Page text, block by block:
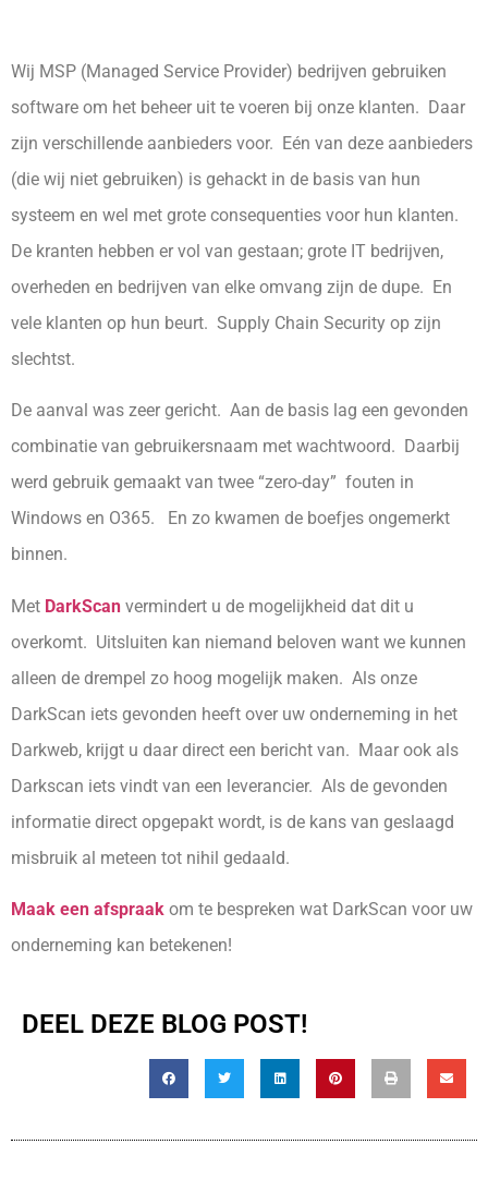
Wij MSP (Managed Service Provider) bedrijven gebruiken
software om het beheer uit te voeren bij onze klanten. Daar
zijn verschillende aanbieders voor. Eén van deze aanbieders
(die wij niet gebruiken) is gehackt in de basis van hun
systeem en wel met grote consequenties voor hun klanten.
De kranten hebben er vol van gestaan; grote IT bedrijven,
overheden en bedrijven van elke omvang zijn de dupe. En
vele klanten op hun beurt. Supply Chain Security op zijn
slechtst.
De aanval was zeer gericht. Aan de basis lag een gevonden
combinatie van gebruikersnaam met wachtwoord. Daarbij
werd gebruik gemaakt van twee “zero-day” fouten in
Windows en O365. En zo kwamen de boefjes ongemerkt
binnen.
Met DarkScan vermindert u de mogelijkheid dat dit u
overkomt. Uitsluiten kan niemand beloven want we kunnen
alleen de drempel zo hoog mogelijk maken. Als onze
DarkScan iets gevonden heeft over uw onderneming in het
Darkweb, krijgt u daar direct een bericht van. Maar ook als
Darkscan iets vindt van een leverancier. Als de gevonden
informatie direct opgepakt wordt, is de kans van geslaagd
misbruik al meteen tot nihil gedaald.
Maak een afspraak om te bespreken wat DarkScan voor uw
onderneming kan betekenen!
DEEL DEZE BLOG POST!